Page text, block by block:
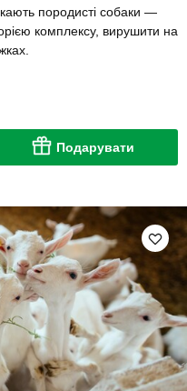
породисті собаки —
комплексу, вирушити на
Подарувати